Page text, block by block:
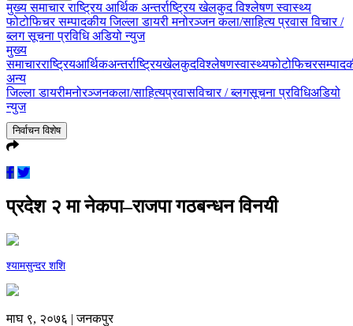
मुख्य समाचारराष्ट्रिय आर्थिकअन्तर्राष्ट्रियखेलकुदविश्लेषणस्वास्थ्य
फोटोफिचरसम्पादकीयजिल्ला डायरीमनोरञ्जनकला/साहित्यप्रवासविचार /
ब्लगसूचना प्रविधिअडियो न्युज
मुख्य
समाचारराष्ट्रियआर्थिकअन्तर्राष्ट्रियखेलकुदविश्लेषणस्वास्थ्यफोटोफिचर
अन्य
जिल्ला डायरीमनोरञ्जनकला/साहित्यप्रवासविचार / ब्लगसूचना प्रविधिअडियो
न्युज
निर्वाचन विशेष
प्रदेश २ मा नेकपा–राजपा गठबन्धन विनयी
श्यामसुन्दर शशि
माघ ९, २०७६ | जनकपुर